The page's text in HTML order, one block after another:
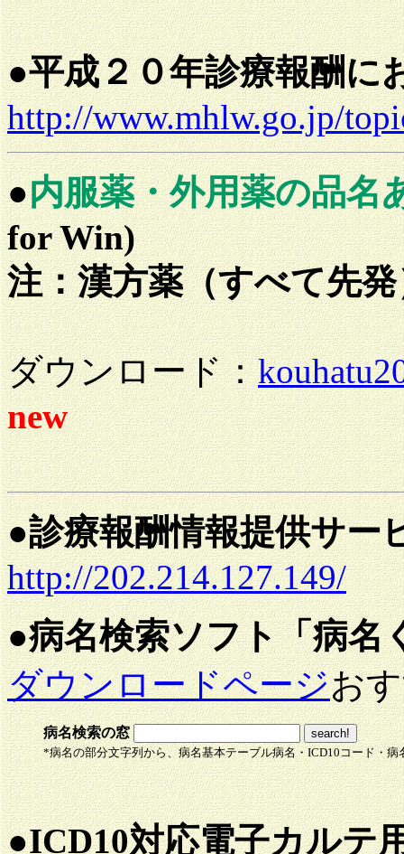
●平成２０年診療報酬に
http://www.mhlw.go.jp/
●内服薬・外用薬の品名
for Win)
注：漢方薬（すべて先
ダウンロード：
new
●診療報酬情報提供サー
http://202.214.127.149/
●病名検索ソフト「病名
ダウンロードページお
病名検索の窓
*病名の部分文字列から、病名基本テーブル病名・ICD10コード・
●ICD10対応電子カルテ